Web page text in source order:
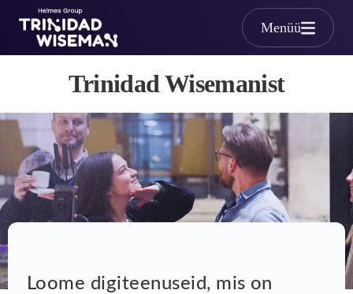
Skip to main content
Menüü
MeistTrinidad Wisemanist
Loome digiteenuseid, mis on